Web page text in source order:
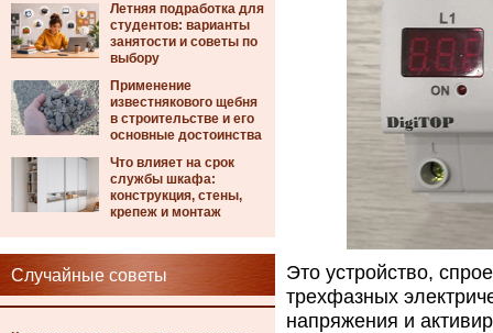
Летняя подработка для
студентов: варианты
занятости и советы по
выбору
Применение
известнякового щебня
в строительстве и его
основные достоинства
Что влияет на срок
службы шкафа:
конструкция, стены,
крепеж и монтаж
Случайные советы
Это устройство,
трехфазных
напряжения и